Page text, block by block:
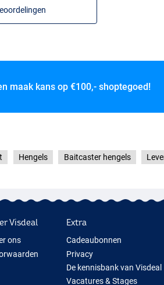
maak kans op €100,- shoptegoed!
Hengels Baitcaster hengels
Visdeal
ons
Extra
Cadeaubonnen
Privacy
De kennisbank van Visdeal
Vacatures & Stages